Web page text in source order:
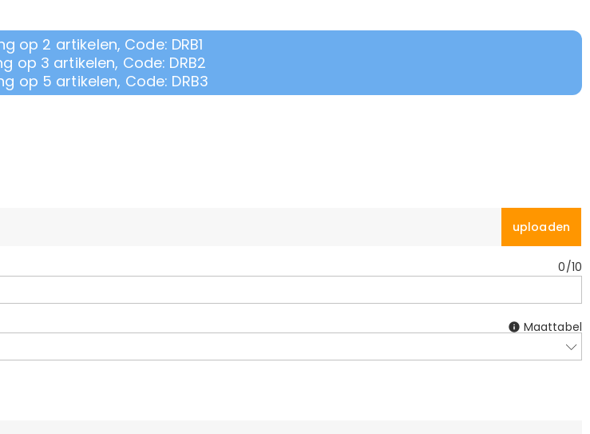
op 2 artikelen, Code: DRB1
op 3 artikelen, Code: DRB2
op 5 artikelen, Code: DRB3
uploaden
0/10
Maattabel